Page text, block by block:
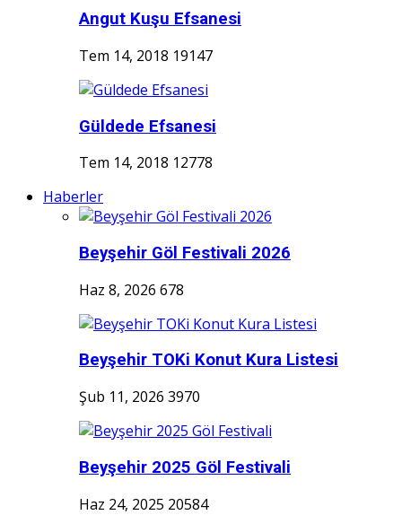
Angut Kuşu Efsanesi
Tem 14, 2018 19147
Güldede Efsanesi
Tem 14, 2018 12778
Haberler
Beyşehir Göl Festivali 2026
Haz 8, 2026 678
Beyşehir TOKi Konut Kura Listesi
Şub 11, 2026 3970
Beyşehir 2025 Göl Festivali
Haz 24, 2025 20584